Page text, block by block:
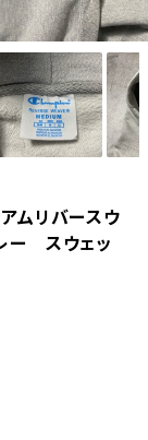
ムリバースウ
ー スウェッ